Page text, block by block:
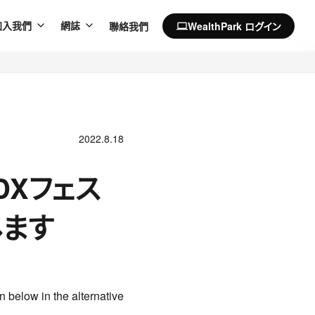
入我們 網誌 聯絡我們 computerWealthPark ログイン
2022.8.18
フェス
す
below in the alternative